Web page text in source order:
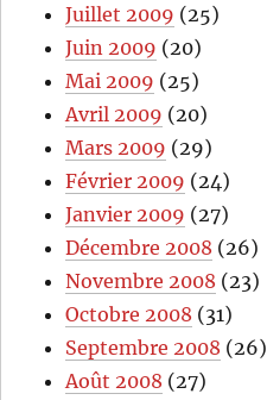
Juillet 2009 (25)
Juin 2009 (20)
Mai 2009 (25)
Avril 2009 (20)
Mars 2009 (29)
Février 2009 (24)
Janvier 2009 (27)
Décembre 2008 (26)
Novembre 2008 (23)
Octobre 2008 (31)
Septembre 2008 (26)
Août 2008 (27)